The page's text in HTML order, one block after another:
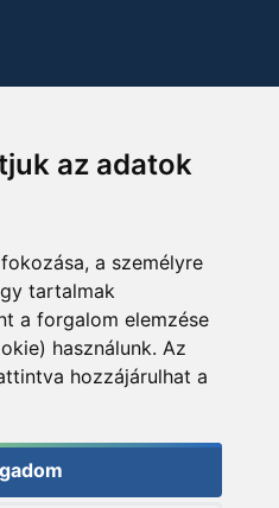
az adatok
a személyre
tartalmak
a forgalom elemzése
használunk. Az
hozzájárulhat a